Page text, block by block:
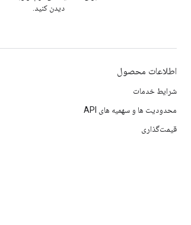
دیدن کنید.
اطلاعات محصول
شرایط خدمات
محدودیت ها و سهمیه های API
قیمت‌گذاری